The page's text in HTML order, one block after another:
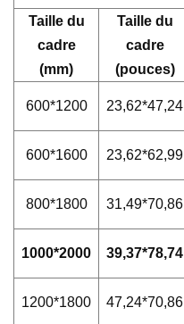
Taille du
cadre
(mm)
Taille du
cadre
(pouces)
600*1200 23,62*47,24
600*1600 23,62*62,99
800*1800 31,49*70,86
1000*2000 39,37*78,74
1200*1800 47,24*70,86